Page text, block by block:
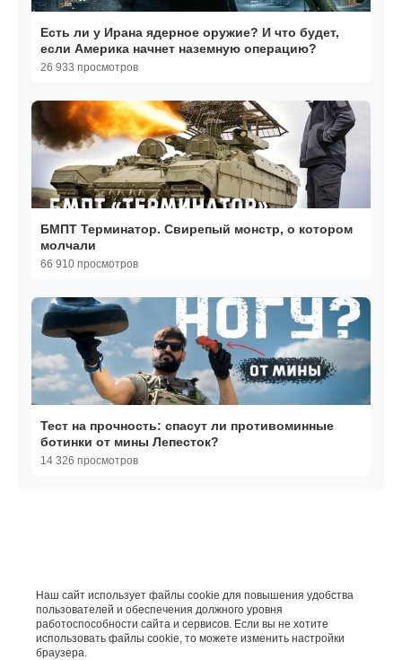
Есть ли у Ирана ядерное оружие? И что будет,
если Америка начнет наземную операцию?
26 933 просмотров
БМПТ Терминатор. Свирепый монстр, о котором
молчали
66 910 просмотров
Тест на прочность: спасут ли противоминные
ботинки от мины Лепесток?
14 326 просмотров
Наш сайт использует файлы cookie для повышения удобства
пользователей и обеспечения должного уровня
работоспособности сайта и сервисов. Если вы не хотите
использовать файлы cookie, то можете изменить настройки
браузера.